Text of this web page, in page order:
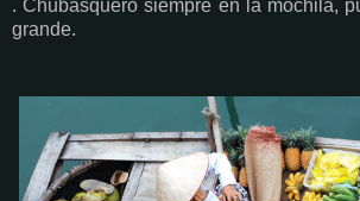
. Chubasquero siempre en la mochila,
grande.